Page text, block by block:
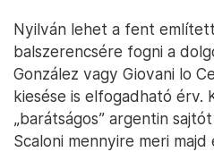
Nyilván lehet a fent
balszerencsére fogni a
González vagy Giovani lo
kiesése is elfogadható érv.
„barátságos” argentin
Scaloni mennyire meri